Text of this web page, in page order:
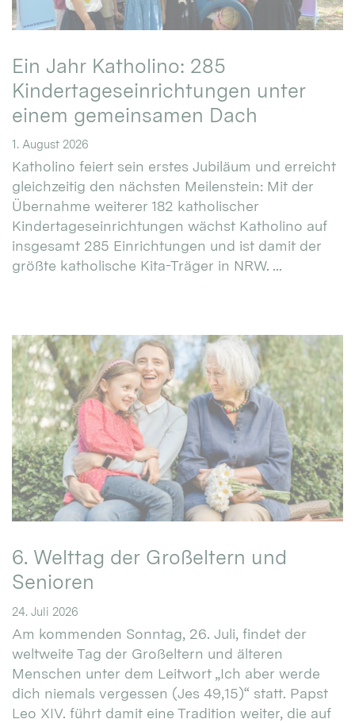
Ein Jahr Katholino: 285
Kindertageseinrichtungen unter
einem gemeinsamen Dach
1. August 2026
Katholino feiert sein erstes Jubiläum und erreicht
gleichzeitig den nächsten Meilenstein: Mit der
Übernahme weiterer 182 katholischer
Kindertageseinrichtungen wächst Katholino auf
insgesamt 285 Einrichtungen und ist damit der
größte katholische Kita-Träger in NRW. ...
6. Welttag der Großeltern und
Senioren
24. Juli 2026
Am kommenden Sonntag, 26. Juli, findet der
weltweite Tag der Großeltern und älteren
Menschen unter dem Leitwort „Ich aber werde
dich niemals vergessen (Jes 49,15)“ statt. Papst
Leo XIV. führt damit eine Tradition weiter, die auf